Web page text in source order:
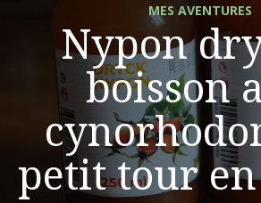
MES AVENTURES
Nypon
boisson
petit tour en